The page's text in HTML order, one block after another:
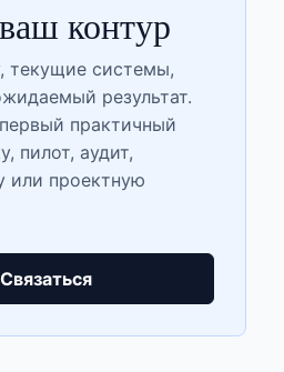
контур
текущие системы,
результат.
практичный
пилот, аудит,
или проектную
Связаться